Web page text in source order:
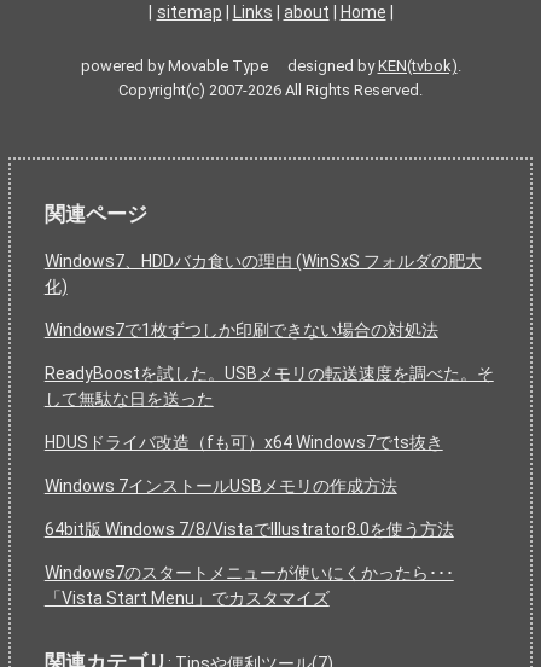
sitemap Links about Home
powered by Movable Type designed byKEN(tvbok)
Copyright(c) 2007-2026 All Rights Reserved.
関連ページ
Windows7、HDDバカ食いの理由 (WinSxS フォルダの肥大
化)
Windows7で1枚ずつしか印刷できない場合の対処法
ReadyBoostを試した。USBメモリの転送速度を調べた。そ
して無駄な日を送った
HDUSドライバ改造（fも可）x64 Windows7でts抜き
Windows 7インストールUSBメモリの作成方法
64bit版 Windows 7/8/VistaでIllustrator8.0を使う方法
Windows7のスタートメニューが使いにくかったら･･･
「Vista Start Menu」でカスタマイズ